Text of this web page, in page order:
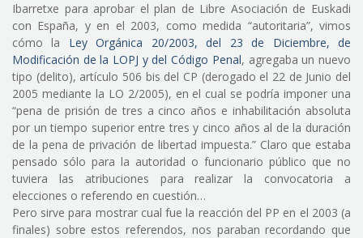
Ibarretxe para aprobar el plan de Libre Asociación de Euskadi
con España, y en el 2003, como medida “autoritaria”, vimos
cómo la Ley Orgánica 20/2003, del 23 de Diciembre, de
Modificación de la LOPJ y del Código Penal, agregaba un nuevo
tipo (delito), artículo 506 bis del CP (derogado el 22 de Junio del
2005 mediante la LO 2/2005), en el cual se podría imponer una
“pena de prisión de tres a cinco años e inhabilitación absoluta
por un tiempo superior entre tres y cinco años al de la duración
de la pena de privación de libertad impuesta.” Claro que estaba
pensado sólo para la autoridad o funcionario público que no
tuviera las atribuciones para realizar la convocatoria a
elecciones o referendo en cuestión…
Pero sirve para mostrar cual fue la reacción del PP en el 2003 (a
finales) sobre estos referendos, nos paraban recordando que